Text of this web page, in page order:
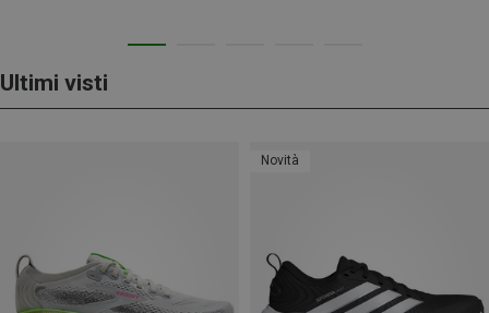
Ultimi visti
Novità